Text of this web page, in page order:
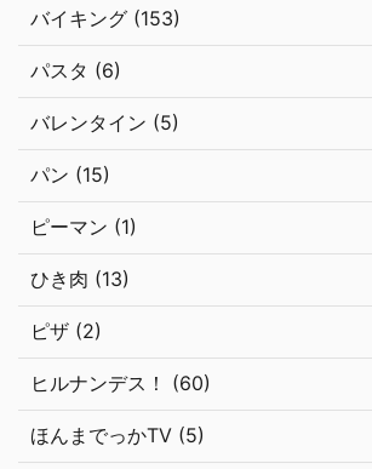
バイキング (153)
パスタ (6)
バレンタイン (5)
パン (15)
ピーマン (1)
ひき肉 (13)
ピザ (2)
ヒルナンデス！ (60)
ほんまでっかTV (5)